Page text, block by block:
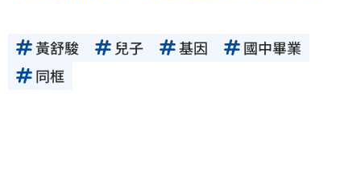
黃舒駿 兒子 基因
國中畢業
同框